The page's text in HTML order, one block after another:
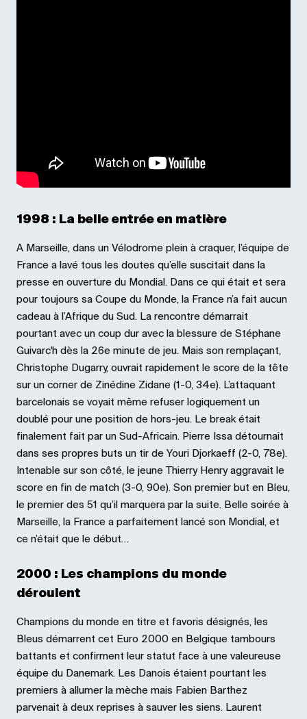
1998 : La belle entrée en matière
A Marseille, dans un Vélodrome plein à craquer, l’équipe de
France a lavé tous les doutes qu’elle suscitait dans la
presse en ouverture du Mondial. Dans ce qui était et sera
pour toujours sa Coupe du Monde, la France n’a fait aucun
cadeau à l’Afrique du Sud. La rencontre démarrait
pourtant avec un coup dur avec la blessure de Stéphane
Guivarc'h dès la 26e minute de jeu. Mais son remplaçant,
Christophe Dugarry, ouvrait rapidement le score de la tête
sur un corner de Zinédine Zidane (1-0, 34e). L’attaquant
barcelonais se voyait même refuser logiquement un
doublé pour une position de hors-jeu. Le break était
finalement fait par un Sud-Africain. Pierre Issa détournait
dans ses propres buts un tir de Youri Djorkaeff (2-0, 78e).
Intenable sur son côté, le jeune Thierry Henry aggravait le
score en fin de match (3-0, 90e). Son premier but en Bleu,
le premier des 51 qu’il marquera par la suite. Belle soirée à
Marseille, la France a parfaitement lancé son Mondial, et
ce n’était que le début…
2000 : Les champions du monde
déroulent
Champions du monde en titre et favoris désignés, les
Bleus démarrent cet Euro 2000 en Belgique tambours
battants et confirment leur statut face à une valeureuse
équipe du Danemark. Les Danois étaient pourtant les
premiers à allumer la mèche mais Fabien Barthez
parvenait à deux reprises à sauver les siens. Laurent